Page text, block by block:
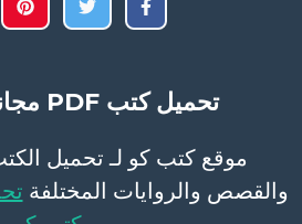
تحميل كتب PDF مجانا – كتب كو
والقصص والروايات المختلفة